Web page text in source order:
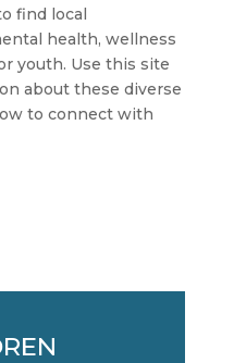
find local
health, wellness
youth. Use this site
about these diverse
to connect with